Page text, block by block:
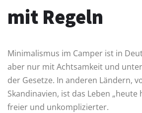
mit Regeln
Minimalismus im Camper ist in
aber nur mit Achtsamkeit und
der Gesetze. In anderen Ländern,
Skandinavien, ist das Leben
freier und unkomplizierter.